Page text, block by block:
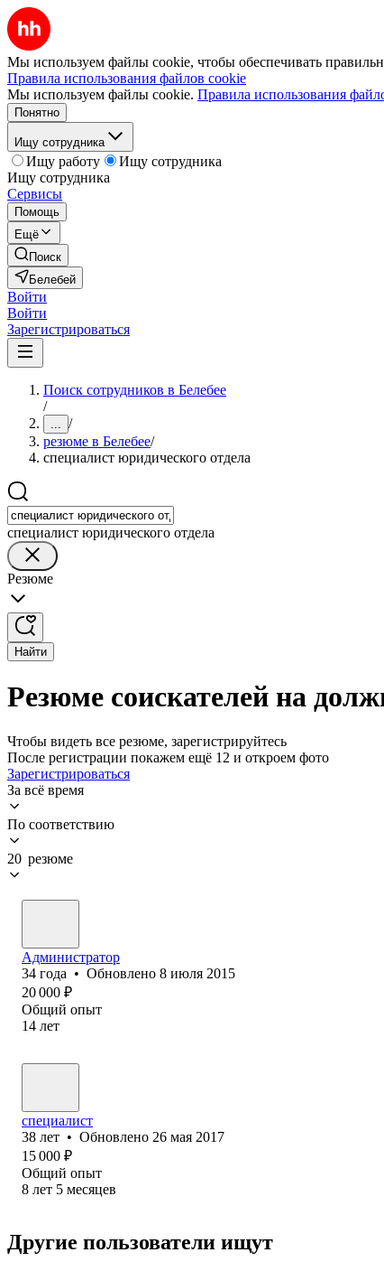
Мы используем файлы cookie, чтобы обеспечивать
Правила использования файлов cookie
Мы используем файлы cookie. Правила использования
Понятно
Ищу сотрудника
Ищу работу
Ищу сотрудника
Ищу сотрудника
Сервисы
Помощь
Ещё
Поиск
Белебей
Войти
Войти
Зарегистрироваться
Поиск сотрудников в Белебее
/
... /
резюме в Белебее/
специалист юридического отдела
специалист юридического отдела
Резюме
Найти
Резюме соискателей на
Чтобы видеть все резюме, зарегистрируйтесь
После регистрации покажем ещё 12 и откроем фото
Зарегистрироваться
За всё время
По соответствию
20 резюме
Администратор
34 года • Обновлено 8 июля 2015
20 000 ₽
Общий опыт
14 лет
специалист
38 лет • Обновлено 26 мая 2017
15 000 ₽
Общий опыт
8 лет 5 месяцев
Другие пользователи ищут